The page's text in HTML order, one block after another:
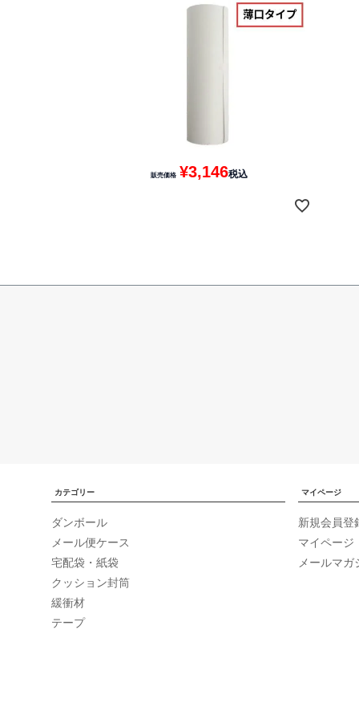
販売価格 ¥3,146税込
カテゴリー
ダンボール
メール便ケース
宅配袋・紙袋
クッション封筒
緩衝材
テープ
マイページ
新規会員登
マイページ
メールマガ